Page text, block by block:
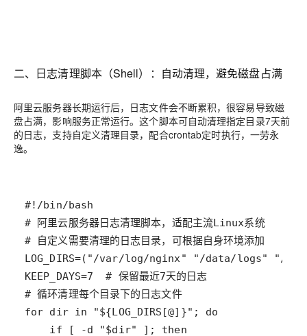
二、日志清理脚本（Shell）：自动清理，避免磁盘占满
阿里云服务器长期运行后，日志文件会不断累积，很容易导致磁
盘占满，影响服务正常运行。这个脚本可自动清理指定目录7天前
的日志，支持自定义清理目录，配合crontab定时执行，一劳永
逸。
# 阿里云服务器日志清理脚本，适配主流Linux系统
# 循环清理每个目录下的日志文件